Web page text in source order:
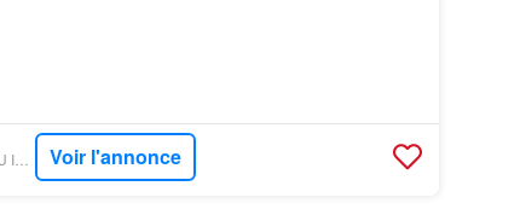
PARUVENDU - RESEAU IMMO DIFFUSION Voir l'annonce